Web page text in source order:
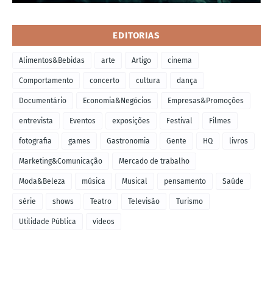
EDITORIAS
Alimentos&Bebidas arte Artigo cinema
Comportamento concerto cultura dança
Documentário Economia&Negócios Empresas&Promoções
entrevista Eventos exposições Festival Filmes
fotografia games Gastronomia Gente HQ livros
Marketing&Comunicação Mercado de trabalho
Moda&Beleza música Musical pensamento Saúde
série shows Teatro Televisão Turismo
Utilidade Pública vídeos